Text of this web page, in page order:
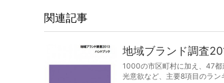
関連記事
地域ブランド調査
1000の市区町村に加え、47都
光意欲など、主要8項目のラン